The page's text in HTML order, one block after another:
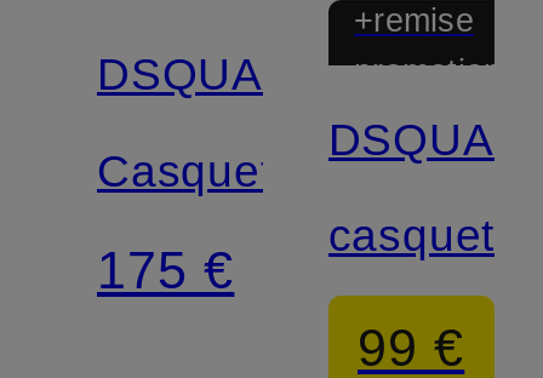
DSQUARED2
Casquette
175 €
+remise
casquette
99 €